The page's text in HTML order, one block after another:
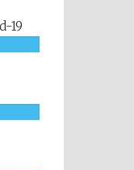
19